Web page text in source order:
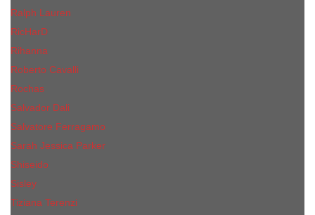
Ralph Lauren
RicHarD
Rihanna
Roberto Cavalli
Rochas
Salvador Dali
Salvatore Ferragamo
Sarah Jessica Parker
Shiseido
Sisley
Tiziana Terenzi